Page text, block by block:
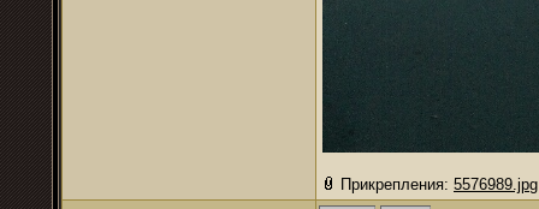
Прикрепления: 5576989.jpg